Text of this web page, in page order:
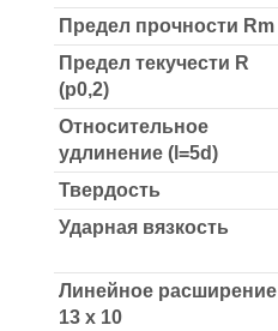
Предел прочности Rm
Предел текучести R
(p0,2)
Относительное
удлинение (l=5d)
Твердость
Ударная вязкость
Линейное расширение
13 x 10